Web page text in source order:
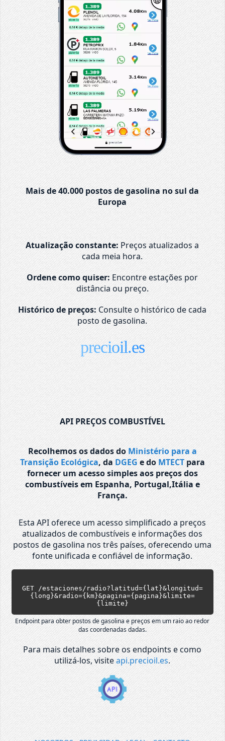
Mais de 40.000 postos de gasolina no sul da
Europa
Atualização constante: Preços atualizados a
cada meia hora.
Ordene como quiser: Encontre estações por
distância ou preço.
Histórico de preços: Consulte o histórico de cada
posto de gasolina.
precioil.es
API PREÇOS COMBUSTÍVEL
Recolhemos os dados do Ministério para a
Transição Ecológica, da DGEG e do MTECTpara
fornecer um acesso simples aos preços dos
combustíveis em Espanha, Portugal,Itália e
França.
Esta API oferece um acesso simplificado a preços
atualizados de combustíveis e informações dos
postos de gasolina nos três países, oferecendo uma
fonte unificada e confiável de informação.
GET /estaciones/radio?latitud={lat}&longitud=
{long}&radio={km}&pagina={pagina}&limite=
{limite}
Endpoint para obter postos de gasolina e preços em um raio ao redor
das coordenadas dadas.
Para mais detalhes sobre os endpoints e como
utilizá-los, visiteapi.precioil.es.